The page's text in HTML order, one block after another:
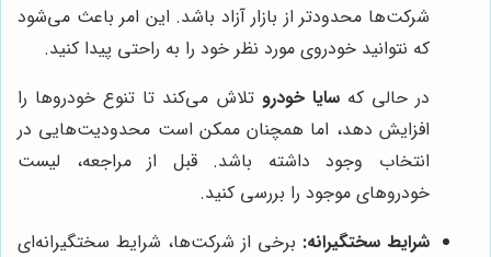
شرکت‌ها محدودتر از بازار آزاد باشد. این امر باعث می‌شود
که نتوانید خودروی مورد نظر خود را به راحتی پیدا کنید.
در حالی کهسایا خودرو تلاش می‌کند تا تنوع خودروها را
افزایش دهد، اما همچنان ممکن است محدودیت‌هایی در
انتخاب وجود داشته باشد. قبل از مراجعه، لیست
خودروهای موجود را بررسی کنید.
شرایط سختگیرانه: برخی از شرکت‌ها، شرایط سختگیرانه‌ای